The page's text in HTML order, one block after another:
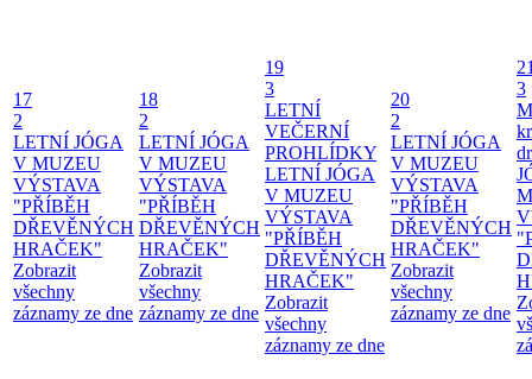
17
2
LETNÍ JÓGA
V MUZEU
VÝSTAVA
"PŘÍBĚH
DŘEVĚNÝCH
HRAČEK"
Zobrazit
všechny
záznamy ze dne
18
2
LETNÍ JÓGA
V MUZEU
VÝSTAVA
"PŘÍBĚH
DŘEVĚNÝCH
HRAČEK"
Zobrazit
všechny
záznamy ze dne
19
3
LETNÍ
VEČERNÍ
PROHLÍDKY
LETNÍ JÓGA
V MUZEU
VÝSTAVA
"PŘÍBĚH
DŘEVĚNÝCH
HRAČEK"
Zobrazit
všechny
záznamy ze dne
20
2
LETNÍ JÓGA
V MUZEU
VÝSTAVA
"PŘÍBĚH
DŘEVĚNÝCH
HRAČEK"
Zobrazit
všechny
záznamy ze dne
3